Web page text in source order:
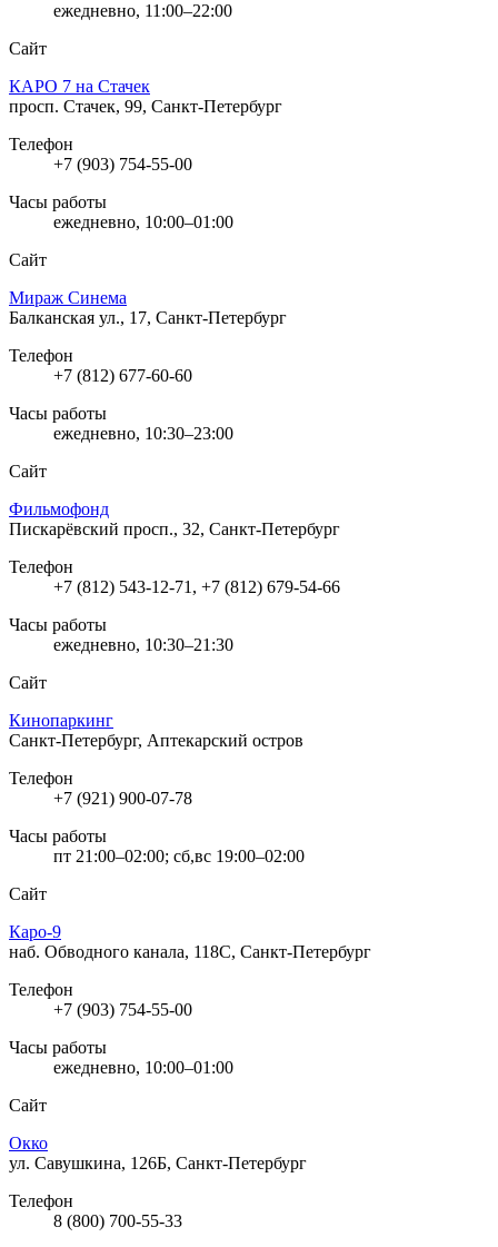
ежедневно, 11:00–22:00
Сайт
КАРО 7 на Стачек
просп. Стачек, 99, Санкт-Петербург
Телефон
+7 (903) 754-55-00
Часы работы
ежедневно, 10:00–01:00
Сайт
Мираж Синема
Балканская ул., 17, Санкт-Петербург
Телефон
+7 (812) 677-60-60
Часы работы
ежедневно, 10:30–23:00
Сайт
Фильмофонд
Пискарёвский просп., 32, Санкт-Петербург
Телефон
+7 (812) 543-12-71, +7 (812) 679-54-66
Часы работы
ежедневно, 10:30–21:30
Сайт
Кинопаркинг
Санкт-Петербург, Аптекарский остров
Телефон
+7 (921) 900-07-78
Часы работы
пт 21:00–02:00; сб,вс 19:00–02:00
Сайт
Каро-9
наб. Обводного канала, 118С, Санкт-Петербург
Телефон
+7 (903) 754-55-00
Часы работы
ежедневно, 10:00–01:00
Сайт
Окко
ул. Савушкина, 126Б, Санкт-Петербург
Телефон
8 (800) 700-55-33